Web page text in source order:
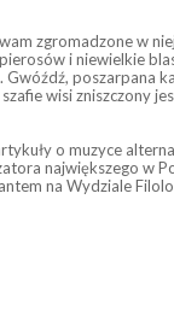
zgromadzone w
i niewielkie
poszarpana
wisi zniszczony
o muzyce
największego w
na Wydziale